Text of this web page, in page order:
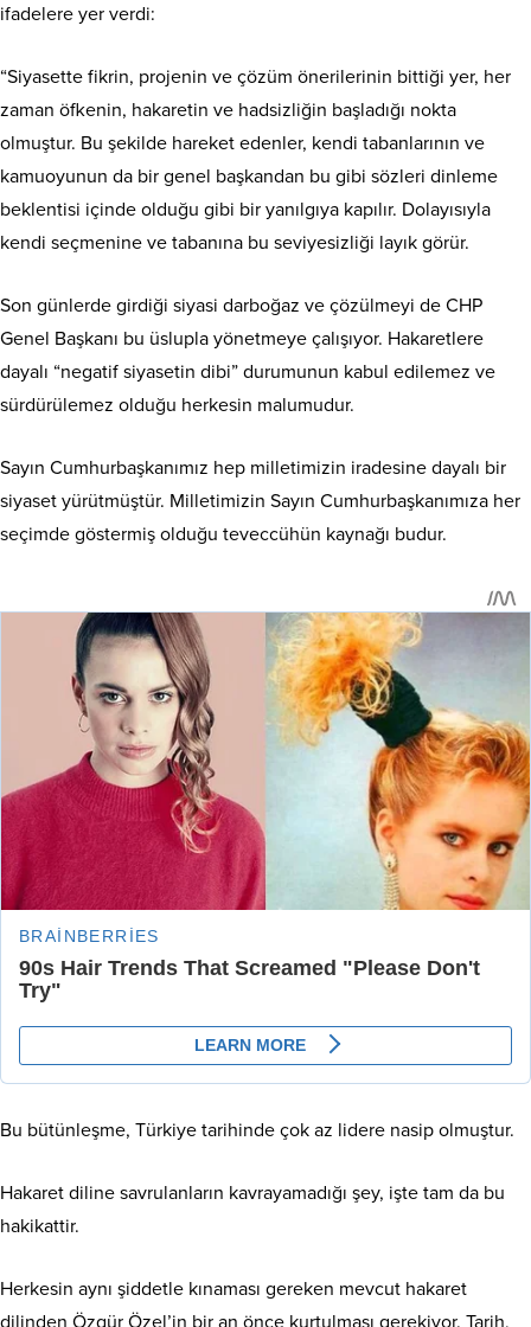
ifadelere yer verdi:
“Siyasette fikrin, projenin ve çözüm önerilerinin bittiği yer, her
zaman öfkenin, hakaretin ve hadsizliğin başladığı nokta
olmuştur. Bu şekilde hareket edenler, kendi tabanlarının ve
kamuoyunun da bir genel başkandan bu gibi sözleri dinleme
beklentisi içinde olduğu gibi bir yanılgıya kapılır. Dolayısıyla
kendi seçmenine ve tabanına bu seviyesizliği layık görür.
Son günlerde girdiği siyasi darboğaz ve çözülmeyi de CHP
Genel Başkanı bu üslupla yönetmeye çalışıyor. Hakaretlere
dayalı “negatif siyasetin dibi” durumunun kabul edilemez ve
sürdürülemez olduğu herkesin malumudur.
Sayın Cumhurbaşkanımız hep milletimizin iradesine dayalı bir
siyaset yürütmüştür. Milletimizin Sayın Cumhurbaşkanımıza her
seçimde göstermiş olduğu teveccühün kaynağı budur.
Bu bütünleşme, Türkiye tarihinde çok az lidere nasip olmuştur.
Hakaret diline savrulanların kavrayamadığı şey, işte tam da bu
hakikattir.
Herkesin aynı şiddetle kınaması gereken mevcut hakaret
dilinden Özgür Özel’in bir an önce kurtulması gerekiyor. Tarih,